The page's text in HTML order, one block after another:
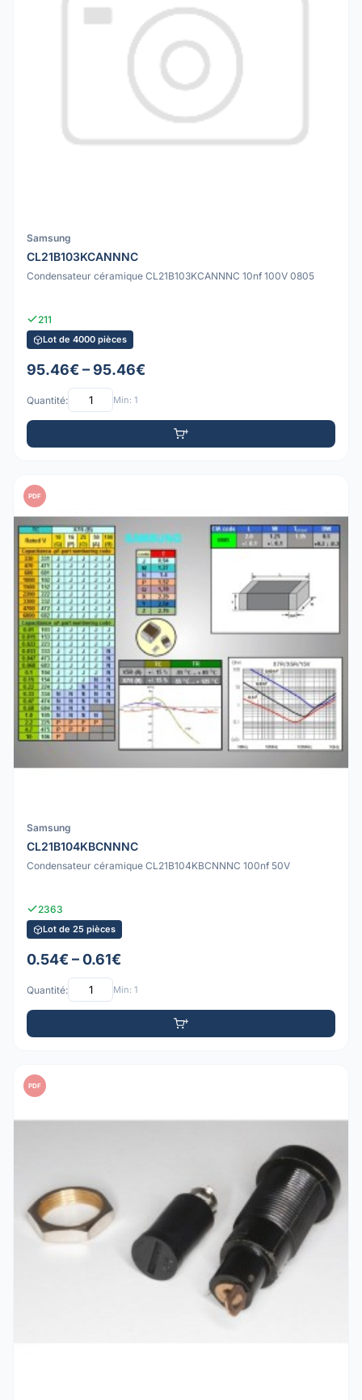
Samsung
CL21B103KCANNNC
Condensateur céramique CL21B103KCANNNC 10nf 100V 0805
211
Lot de 4000 pièces
95.46€ – 95.46€
Quantité: Min: 1
PDF
Samsung
CL21B104KBCNNNC
Condensateur céramique CL21B104KBCNNNC 100nf 50V
2363
Lot de 25 pièces
0.54€ – 0.61€
Quantité: Min: 1
PDF